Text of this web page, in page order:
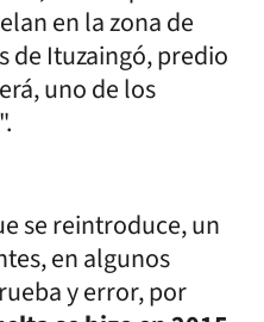
en la zona de
de Ituzaingó, predio
uno de los
se reintroduce, un
en algunos
y error, por